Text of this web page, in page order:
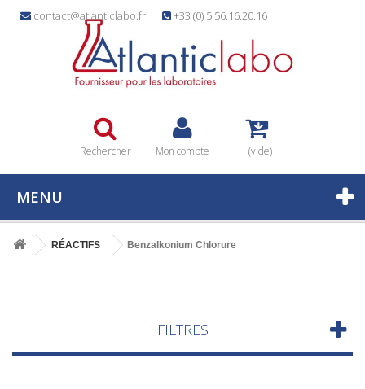
contact@atlanticlabo.fr +33 (0) 5.56.16.20.16
Rechercher Mon compte (vide)
MENU
RÉACTIFS Benzalkonium Chlorure
FILTRES